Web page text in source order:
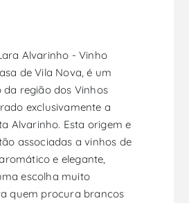
Alvarinho - Vinho
de Vila Nova, é um
região dos Vinhos
exclusivamente a
Alvarinho. Esta origem e
associadas a vinhos de
e elegante,
escolha muito
quem procura brancos